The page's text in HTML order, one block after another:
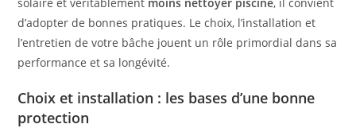
d’adopter de bonnes pratiques. Le choix, l’installation et
l’entretien de votre bâche jouent un rôle primordial dans sa
performance et sa longévité.
Choix et installation : les bases d’une bonne
protection